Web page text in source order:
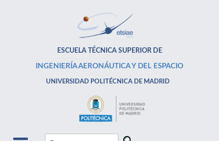
ESCUELA TÉCNICA SUPERIOR DE
INGENIERÍA AERONÁUTICA Y DEL ESPACIO
UNIVERSIDAD POLITÉCNICA DE MADRID